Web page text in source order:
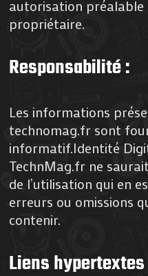
autorisation préalable
propriétaire.
Responsabilité :
Les informations
technomag.fr sont
informatif.Identité
TechnMag.fr ne
de l’utilisation qui en
erreurs ou omissions
contenir.
Liens